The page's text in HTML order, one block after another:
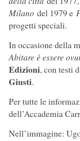
Milanodel 1979 e
progetti speciali.
In occasione della
Abitare è essere
Edizioni, con testi
Giusti.
Per tutte le
dell’Accademia
Nell’immagine: